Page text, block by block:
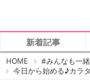
新着記事
HOME
オ
ト
#みんなも一
今日から始める♪カラ